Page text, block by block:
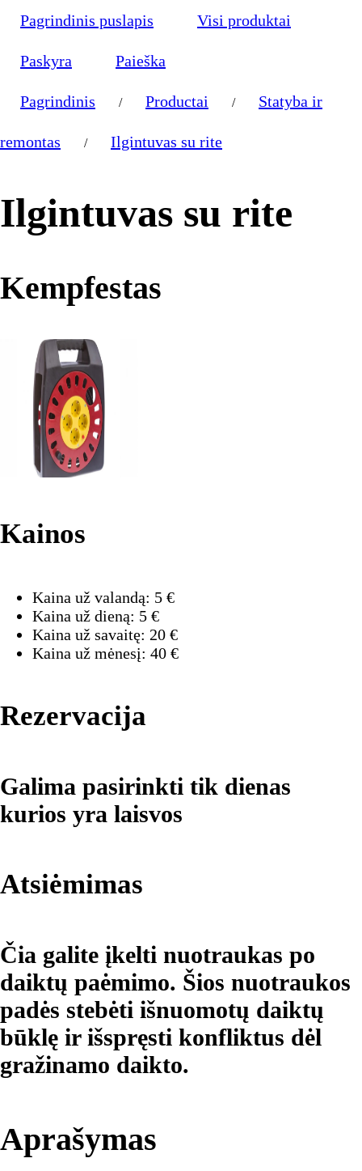
Pagrindinis puslapis Visi produktai
Paskyra Paieška
Pagrindinis / Productai / Statyba ir
remontas / Ilgintuvas su rite
Ilgintuvas su rite
Kempfestas
Kainos
Kaina už valandą: 5 €
Kaina už dieną: 5 €
Kaina už savaitę: 20 €
Kaina už mėnesį: 40 €
Rezervacija
Galima pasirinkti tik dienas
kurios yra laisvos
Atsiėmimas
Čia galite įkelti nuotraukas po
daiktų paėmimo. Šios nuotraukos
padės stebėti išnuomotų daiktų
būklę ir išspręsti konfliktus dėl
gražinamo daikto.
Aprašymas